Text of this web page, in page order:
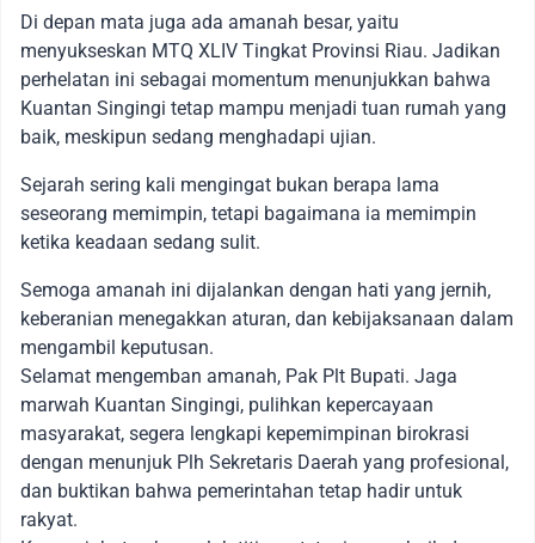
Di depan mata juga ada amanah besar, yaitu
menyukseskan MTQ XLIV Tingkat Provinsi Riau. Jadikan
perhelatan ini sebagai momentum menunjukkan bahwa
Kuantan Singingi tetap mampu menjadi tuan rumah yang
baik, meskipun sedang menghadapi ujian.
Sejarah sering kali mengingat bukan berapa lama
seseorang memimpin, tetapi bagaimana ia memimpin
ketika keadaan sedang sulit.
Semoga amanah ini dijalankan dengan hati yang jernih,
keberanian menegakkan aturan, dan kebijaksanaan dalam
mengambil keputusan.
Selamat mengemban amanah, Pak Plt Bupati. Jaga
marwah Kuantan Singingi, pulihkan kepercayaan
masyarakat, segera lengkapi kepemimpinan birokrasi
dengan menunjuk Plh Sekretaris Daerah yang profesional,
dan buktikan bahwa pemerintahan tetap hadir untuk
rakyat.